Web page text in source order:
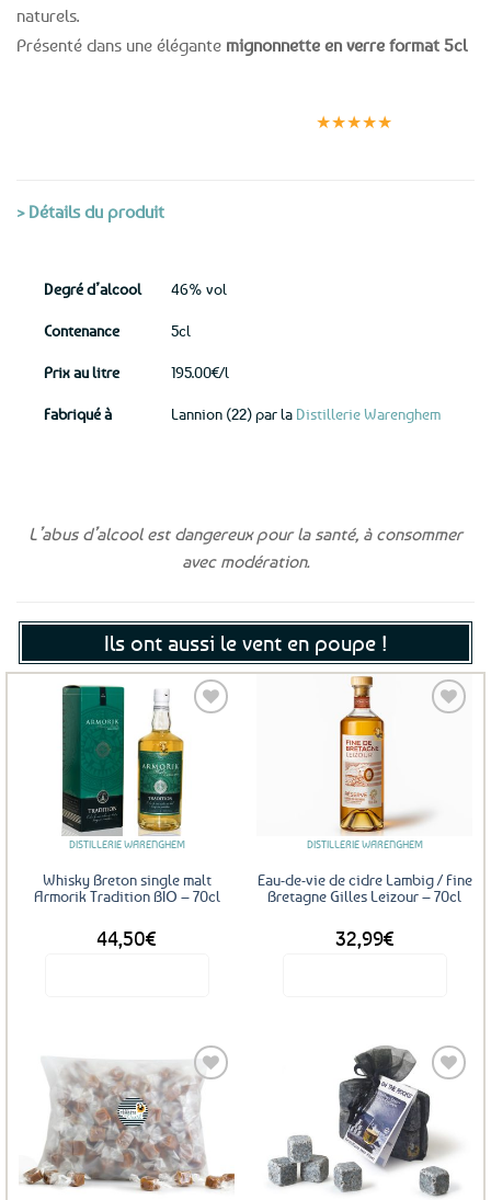
naturels.
Présenté dans une élégante mignonnette en verre format 5cl
★★★★★
> Détails du produit
Degré d’alcool 46% vol
Contenance 5cl
Prix au litre 195.00€/l
Fabriqué à Lannion (22) par la Distillerie Warenghem
L’abus d’alcool est dangereux pour la santé, à consommer
avec modération.
Ils ont aussi le vent en poupe !
DISTILLERIE WARENGHEM
Whisky Breton single malt
Armorik Tradition BIO – 70cl
44,50€
DISTILLERIE WARENGHEM
Eau-de-vie de cidre Lambig / Fine
Bretagne Gilles Leizour – 70cl
32,99€
Ajouter
aux
favoris
Ajouter
favoris